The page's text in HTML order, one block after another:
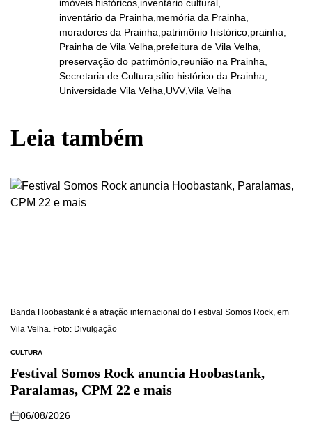
imóveis históricos inventário cultural
inventário da Prainha memória da Prainha
moradores da Prainha patrimônio histórico prainha
Prainha de Vila Velha prefeitura de Vila Velha
preservação do patrimônio reunião na Prainha
Secretaria de Cultura sítio histórico da Prainha
Universidade Vila Velha UVV,Vila Velha
Leia também
Banda Hoobastank é a atração internacional do Festival Somos Rock, em
Vila Velha. Foto: Divulgação
CULTURA
Festival Somos Rock anuncia Hoobastank,
Paralamas, CPM 22 e mais
06/08/2026